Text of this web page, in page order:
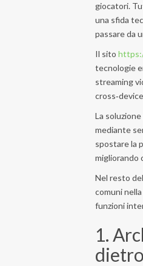
giocatori.
una sfida
passare da
Il sito
tecnologie
streaming
La
mediante
spostare la
migliorando
Nel resto
comuni
funzioni
1.